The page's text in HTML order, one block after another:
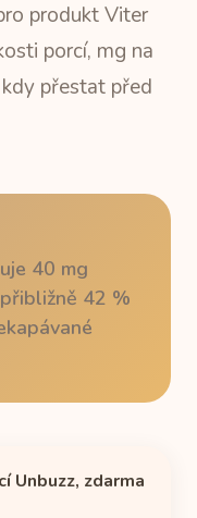
produkt Viter
porcí, mg na
přestat před
40 mg
42 %
Unbuzz, zdarma